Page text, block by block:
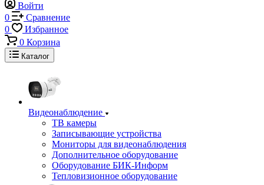
Войти
0
Сравнение
0
Избранное
0 Корзина
Каталог
Видеонаблюдение
ТВ камеры
Записывающие устройства
Мониторы для видеонаблюдения
Дополнительное оборудование
Оборудование БИК-Информ
Тепловизионное оборудование